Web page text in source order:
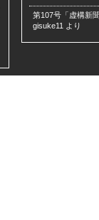
第107号「虚構新
gisuke11 より